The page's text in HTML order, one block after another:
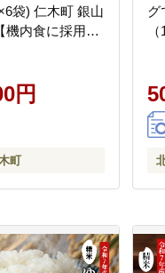
袋) 仁木町 銀山
機内食に採用】
夜ごはん 昼ご
社 松原米穀]
円
町
グ
券